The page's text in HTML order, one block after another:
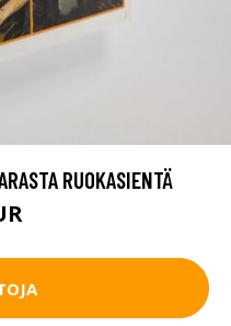
RUOKASIENTÄ